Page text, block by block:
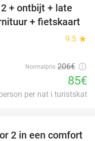
59%
+ ontbijt + late
+ fietskaart
9.5 star
Normalpris 206€
85€
per nat i turistskat
2 in een comfort